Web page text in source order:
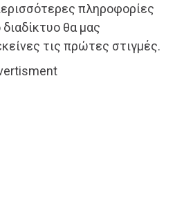
πληροφορίες
θα μας
τις πρώτες στιγμές.